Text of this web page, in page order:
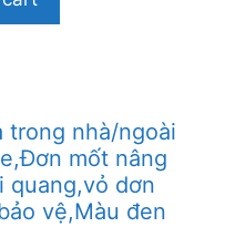
trong nhà/ngoài
mốt nâng
quang,vỏ dơn
vệ,Màu đen